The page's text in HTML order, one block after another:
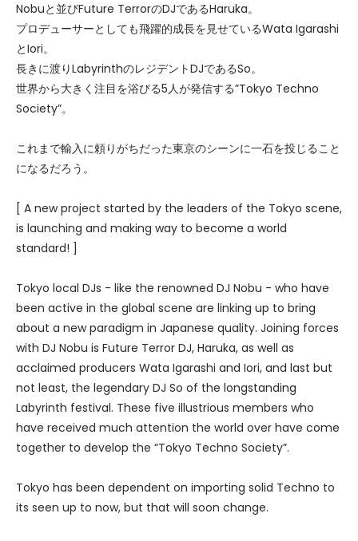
Nobuと並びFuture TerrorのDJであるHaruka。
プロデューサーとしても飛躍的成長を見せているWata Igarashi
とIori。
長きに渡りLabyrinthのレジデントDJであるSo。
世界から大きく注目を浴びる5人が発信する”Tokyo Techno
Society”。
これまで輸入に頼りがちだった東京のシーンに一石を投じること
になるだろう。
[ A new project started by the leaders of the Tokyo scene,
is launching and making way to become a world
standard! ]
Tokyo local DJs - like the renowned DJ Nobu - who have
been active in the global scene are linking up to bring
about a new paradigm in Japanese quality. Joining forces
with DJ Nobu is Future Terror DJ, Haruka, as well as
acclaimed producers Wata Igarashi and Iori, and last but
not least, the legendary DJ So of the longstanding
Labyrinth festival. These five illustrious members who
have received much attention the world over have come
together to develop the “Tokyo Techno Society”.
Tokyo has been dependent on importing solid Techno to
its seen up to now, but that will soon change.